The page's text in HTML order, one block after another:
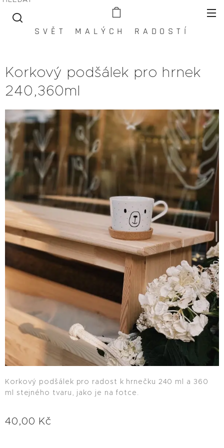
S V Ě T M A L Ý C H R A D O S T Í
Korkový podšálek pro hrnek
240,360ml
Korkový podšálek pro radost k hrnečku 240 ml a 360
ml stejného tvaru, jako je na fotce.
40,00 Kč